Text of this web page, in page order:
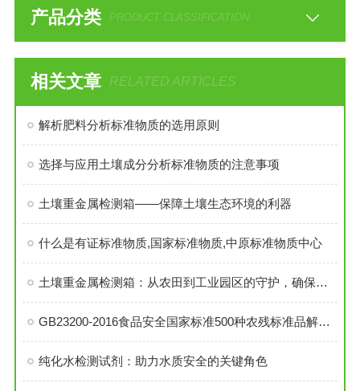
产品分类 PRODUCT CLASSIFICATION
相关文章 RELATED ARTICLES
解析肥料分析标准物质的选用原则
选择与应用土壤成分分析标准物质的注意事项
土壤重金属检测箱——保障土壤生态环境的利器
什么是有证标准物质,国家标准物质,中原标准物质中心
土壤重金属检测箱：从农田到工业园区的守护，确保土壤健康与安全
GB23200-2016食品安全国家标准500种农残标准品解决方案
纯化水检测试剂：助力水质安全的关键角色